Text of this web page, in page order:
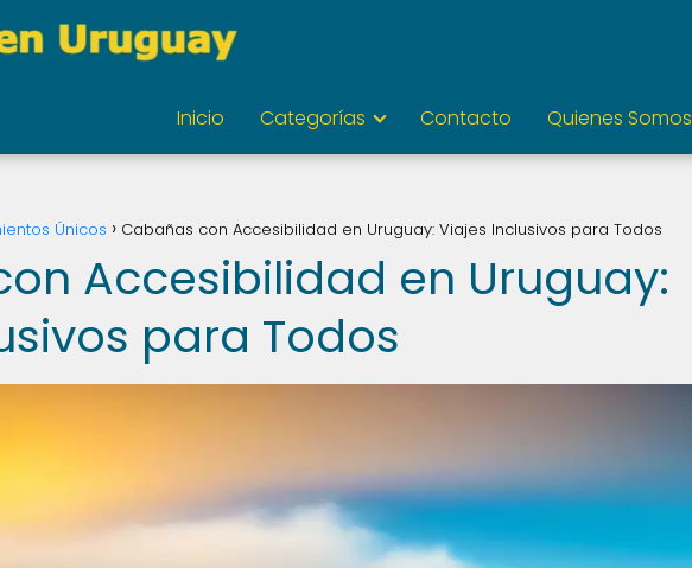
Inicio Categorías Contacto Quienes Somos
Únicos Cabañas con Accesibilidad en Uruguay: Viajes Inclusivos para Todos
Accesibilidad en Uruguay:
para Todos